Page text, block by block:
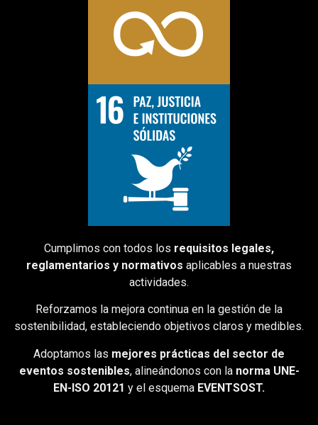
Cumplimos con todos los requisitos legales,
reglamentarios y normativos aplicables a nuestras
actividades.
Reforzamos la mejora continua en la gestión de la
sostenibilidad, estableciendo objetivos claros y medibles.
Adoptamos las mejores prácticas del sector de
eventos sostenibles, alineándonos con la norma UNE-
EN-ISO 20121 y el esquema EVENTSOST.